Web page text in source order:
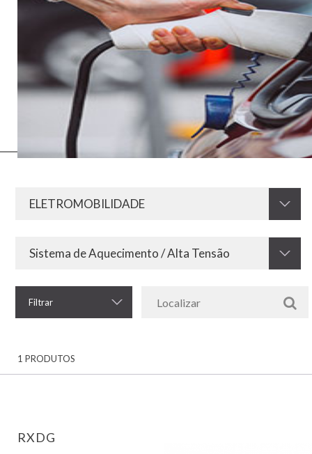
A mobilidade elétrica valoriza os recursos energéticos menos
poluentes e, por isso, ganha força em todo o mundo. Como este
modelo envolve os meios elétricos e eletrônicos, seu funcionamento
e implantação precisa de resistores e outros equipamentos que a
Krah desenvolve e oferece. Afinal, o armazenamento, utilização,
controle e retenção da energia elétrica em veículos necessita de
qualidade e segurança para funcionar.
Filtrar
1 PRODUTOS
RXDG